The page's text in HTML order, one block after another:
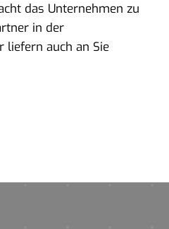
das Unternehmen zu
in der
liefern auch an Sie